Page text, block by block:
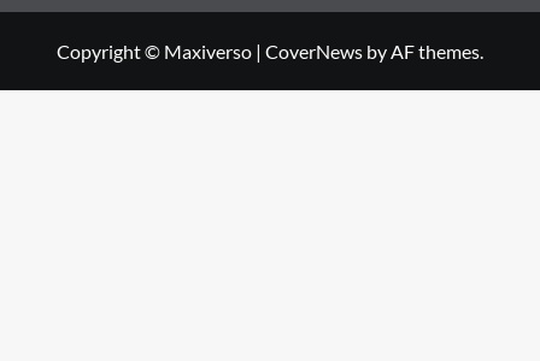
Copyright © Maxiverso | CoverNews by AF themes.